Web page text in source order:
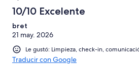
10/10 Excelente
bret
21 may. 2026
Le gustó: Limpieza, check-in,
Traducir con Google